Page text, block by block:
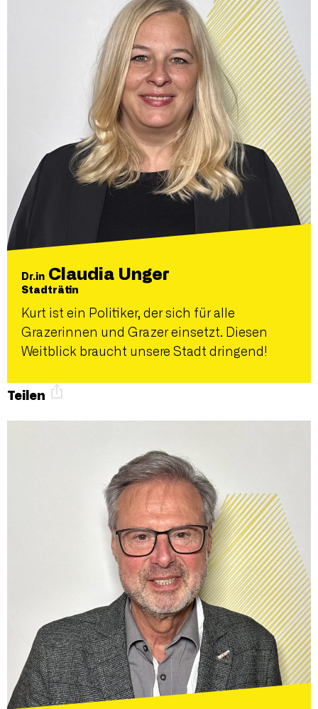
Dr.in Claudia Unger
Stadträtin
Kurt ist ein Politiker, der sich für alle
Grazerinnen und Grazer einsetzt. Diesen
Weitblick braucht unsere Stadt dringend!
Teilen